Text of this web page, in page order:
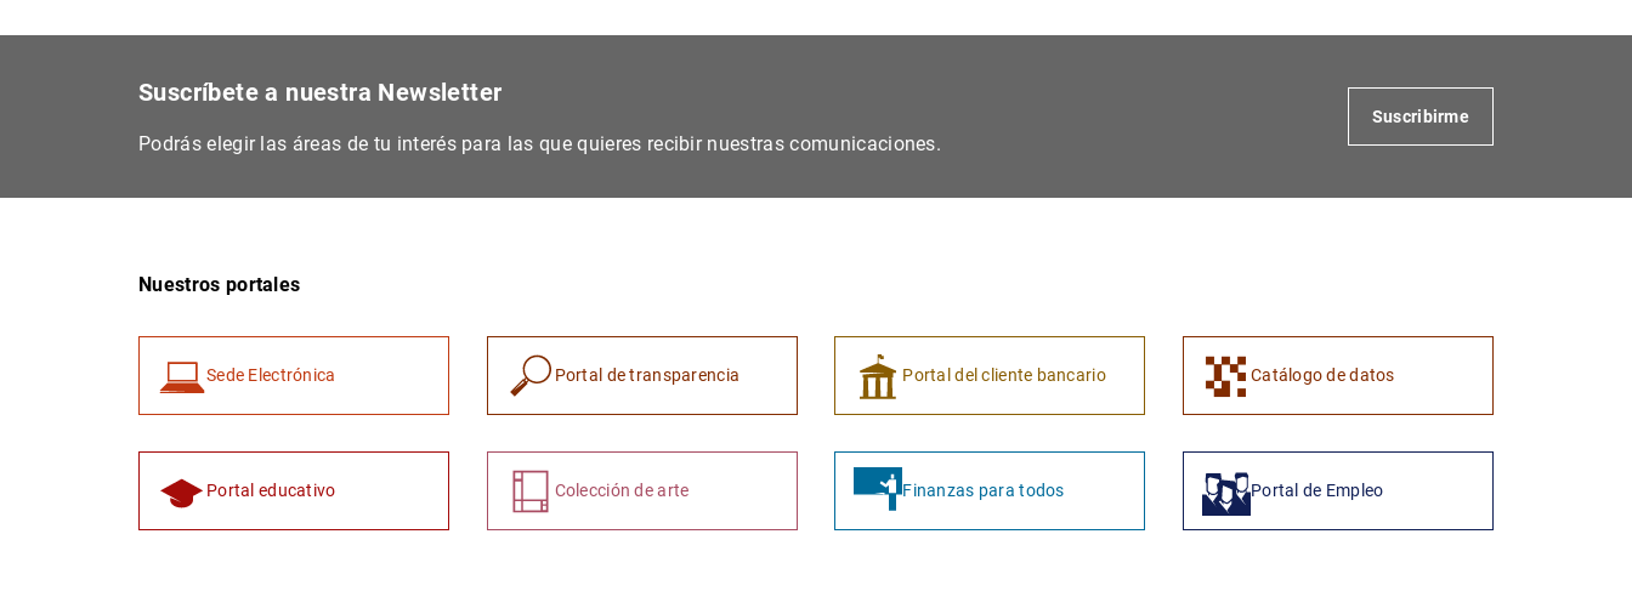
Suscríbete a nuestra Newsletter
Podrás elegir las áreas de tu interés para las que quieres recibir nuestras comunicaciones.
Suscribirme
Nuestros portales
Sede Electrónica Portal de transparencia Portal del cliente bancario Catálogo de datos
Portal educativo Colección de arte Finanzas para todos Portal de Empleo